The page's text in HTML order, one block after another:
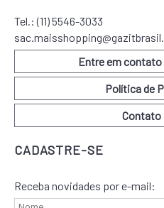
Tel.:(11) 5546-3033
Entre em
Política de
Contato
CADASTRE-SE
Receba novidades por e-mail: